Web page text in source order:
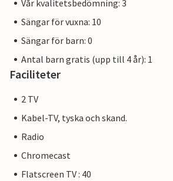
Vår kvalitetsbedömning: 3
Sängar för vuxna: 10
Sängar för barn: 0
Antal barn gratis (upp till 4 år): 1
Faciliteter
2 TV
Kabel-TV, tyska och skand.
Radio
Chromecast
Flatscreen TV : 40